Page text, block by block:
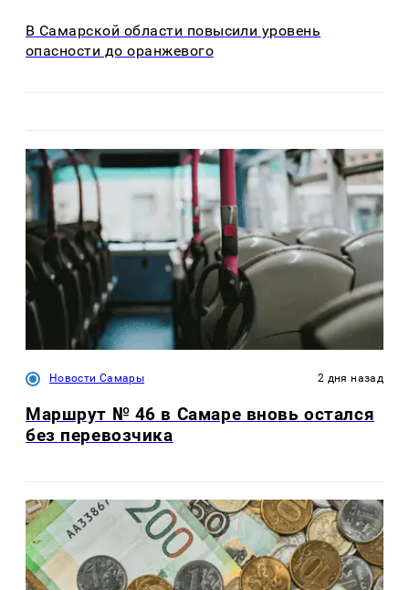
В Самарской области повысили уровень
опасности до оранжевого
Новости Самары 2 дня назад
Маршрут № 46 в Самаре вновь остался
без перевозчика